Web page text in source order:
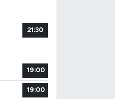
21:30
19:00
19:00